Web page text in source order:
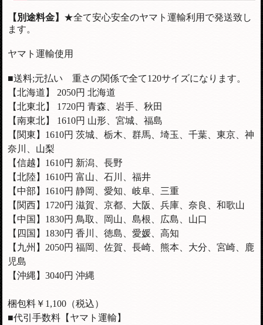
【別途料金】 ★全て安心安全のヤマト運輸利用で発送致し
ます。
ヤマト運輸使用
■送料;元払い 重さの関係で全て120サイズになります。
【北海道】 2050円 北海道
【北東北】 1720円 青森、岩手、秋田
【南東北】 1610円 山形、宮城、福島
【関東】1610円 茨城、栃木、群馬、埼玉、千葉、東京、神
奈川、山梨
【信越】 1610円 新潟、長野
【北陸】 1610円 富山、石川、福井
【中部】 1610円 静岡、愛知、岐阜、三重
【関西】1720円 滋賀、京都、大阪、兵庫、奈良、和歌山
【中国】1830円 鳥取、岡山、島根、広島、山口
【四国】1830円 香川、徳島、愛媛、高知
【九州】2050円 福岡、佐賀、長崎、熊本、大分、宮崎、鹿
児島
【沖縄】3040円 沖縄
梱包料￥1,100（税込）
■代引手数料【ヤマト運輸】